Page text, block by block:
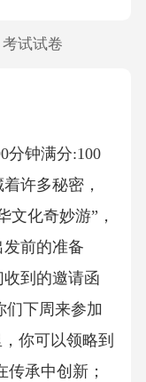
考试试卷
分钟满分:100
许多秘密，
文化奇妙游”，
前的准备
到的邀请函
们下周来参加
你可以领略到
传承中创新；